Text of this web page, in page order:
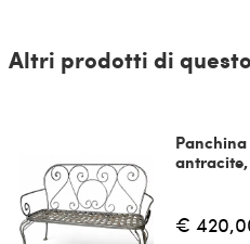
Altri prodotti di
€